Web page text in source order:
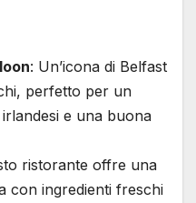
: Un’icona di Belfast
perfetto per un
e una buona
ristorante offre una
con ingredienti freschi